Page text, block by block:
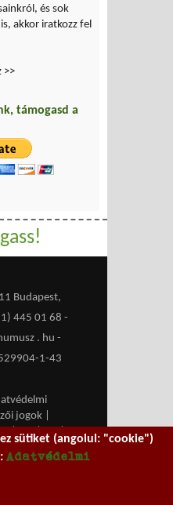
és sok
akkor iratkozz fel
>>
támogasd a
Budapest,
445 01 68 -
. hu -
1-43
jogok
HU| EN
sütiket (angolul: "cookie")
Adatvédelmi